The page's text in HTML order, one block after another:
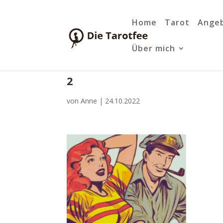
Home Tarot
Über mich
2
vonAnne | 24.10.2022